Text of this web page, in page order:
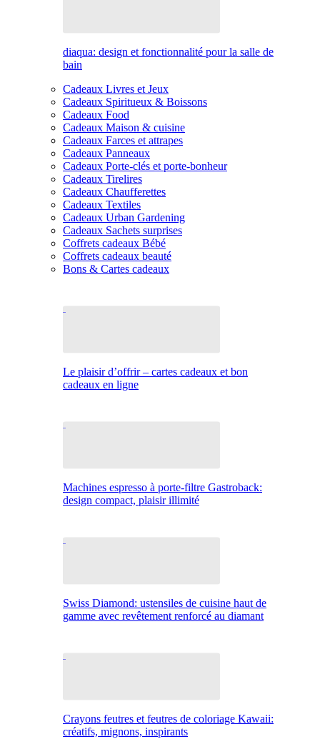
diaqua: design et fonctionnalité pour la salle de
bain
Cadeaux Livres et Jeux
Cadeaux Spiritueux & Boissons
Cadeaux Food
Cadeaux Maison & cuisine
Cadeaux Farces et attrapes
Cadeaux Panneaux
Cadeaux Porte-clés et porte-bonheur
Cadeaux Tirelires
Cadeaux Chaufferettes
Cadeaux Textiles
Cadeaux Urban Gardening
Cadeaux Sachets surprises
Coffrets cadeaux Bébé
Coffrets cadeaux beauté
Bons & Cartes cadeaux
Le plaisir d’offrir – cartes cadeaux et bon
cadeaux en ligne
Machines espresso à porte-filtre Gastroback:
design compact, plaisir illimité
Swiss Diamond: ustensiles de cuisine haut de
gamme avec revêtement renforcé au diamant
Crayons feutres et feutres de coloriage Kawaii:
créatifs, mignons, inspirants